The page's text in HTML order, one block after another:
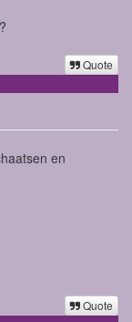
Quote
en
Quote